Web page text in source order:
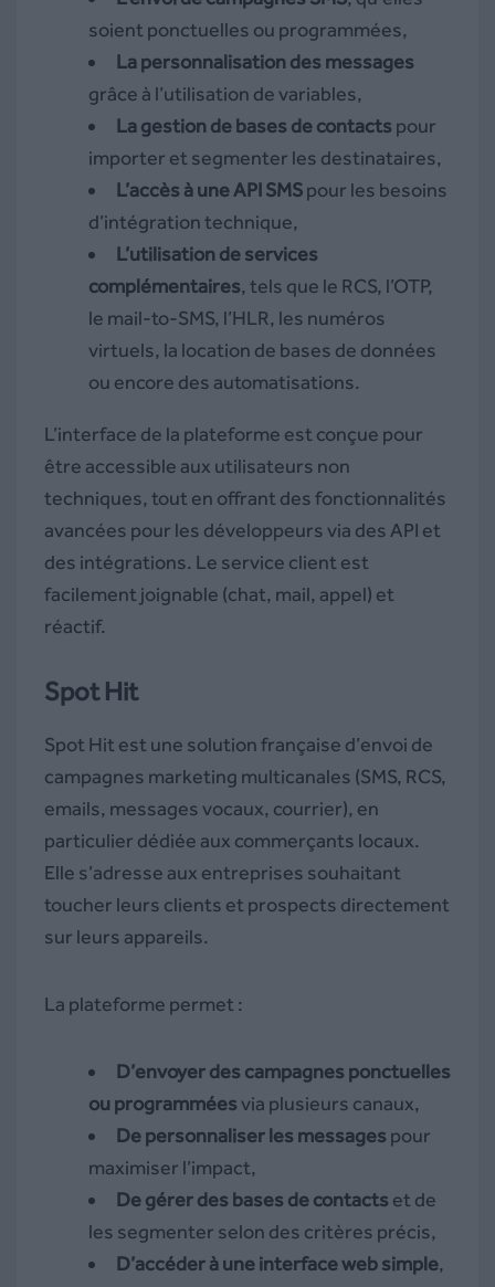
soient ponctuelles ou programmées,
La personnalisation des messages
grâce à l’utilisation de variables,
La gestion de bases de contactspour
importer et segmenter les destinataires,
L’accès à une API SMSpour les besoins
d’intégration technique,
L’utilisation de services
complémentaires, tels que le RCS, l’OTP,
le mail-to-SMS, l’HLR, les numéros
virtuels, la location de bases de données
ou encore des automatisations.
L’interface de la plateforme est conçue pour
être accessible aux utilisateurs non
techniques, tout en offrant des fonctionnalités
avancées pour les développeurs via des API et
des intégrations. Le service client est
facilement joignable (chat, mail, appel) et
réactif.
Spot Hit
Spot Hit est une solution française d’envoi de
campagnes marketing multicanales (SMS, RCS,
emails, messages vocaux, courrier), en
particulier dédiée aux commerçants locaux.
Elle s’adresse aux entreprises souhaitant
toucher leurs clients et prospects directement
sur leurs appareils.
La plateforme permet :
D’envoyer des campagnes ponctuelles
ou programméesvia plusieurs canaux,
De personnaliser les messagespour
maximiser l’impact,
De gérer des bases de contactset de
les segmenter selon des critères précis,
D’accéder à une interface web simple,